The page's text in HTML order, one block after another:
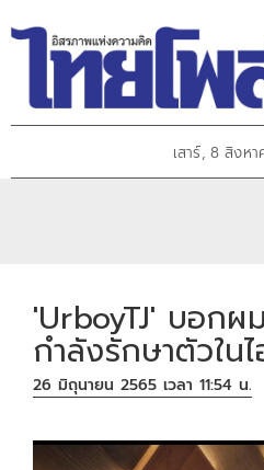
เสาร์, 8 สิงห
'UrboyTJ' บอก
กำลังรักษาตัวใน
26 มิถุนายน 2565 เวลา 11:54 น.